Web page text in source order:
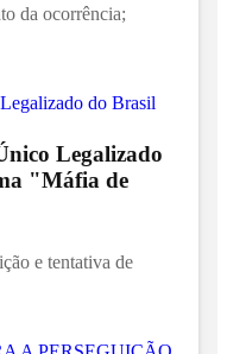
da ocorrência;
Legalizado
"Máfia de
e tentativa de